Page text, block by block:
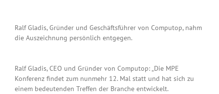
Ralf Gladis, Gründer und Geschäftsführer von Computop, nahm
die Auszeichnung persönlich entgegen.
Ralf Gladis, CEO und Gründer von Computop: „Die MPE
Konferenz findet zum nunmehr 12. Mal statt und hat sich zu
einem bedeutenden Treffen der Branche entwickelt.